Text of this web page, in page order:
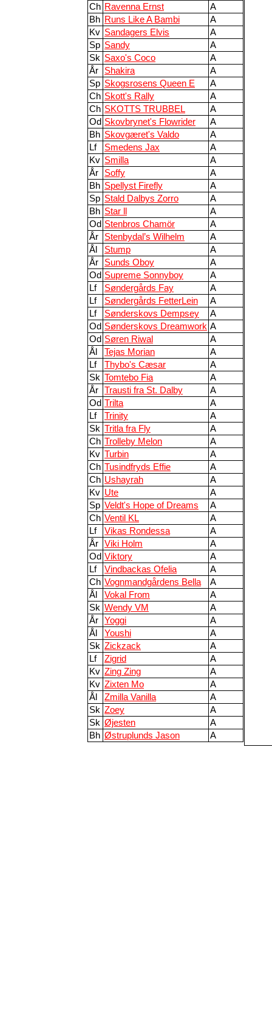
Ch Ravenna Ernst
A
Bh Runs Like A Bambi
A
Kv Sandagers Elvis
A
Sp Sandy
A
Sk Saxo's Coco
A
År
Shakira
A
Sp Skogsrosens Queen E
A
Ch Skott's Rally
A
Ch SKOTTS TRUBBEL
A
Od Skovbrynet's Flowrider
A
Bh Skovgæret's Valdo
A
Lf
Smedens Jax
A
Kv Smilla
A
År
Soffy
A
Bh Spellyst Firefly
A
Sp Stald Dalbys Zorro
A
Bh Star ll
A
Od Stenbros Chamör
A
År
Stenbydal’s Wilhelm
A
Ål
Stump
A
År
Sunds Oboy
A
Od Supreme Sonnyboy
A
Lf
Søndergårds Fay
A
Lf
Søndergårds FetterLein
A
Lf
Sønderskovs Dempsey
A
Od Sønderskovs Dreamwork A
Od Søren Riwal
A
Ål
Tejas Morian
A
Lf
Thybo's Cæsar
A
Sk Tomtebo Fia
A
År
Trausti fra St. Dalby
A
Od Trilta
A
Lf
Trinity
A
Sk Tritla fra Fly
A
Ch Trolleby Melon
A
Kv Turbin
A
Ch Tusindfryds Effie
A
Ch Ushayrah
A
Kv Ute
A
Sp Veldt's Hope of Dreams
A
Ch Ventil KL
A
Lf
Vikas Rondessa
A
År
Viki Holm
A
Od Viktory
A
Lf
Vindbackas Ofelia
A
Ch Vognmandgårdens Bella
A
Ål
Vokal From
A
Sk Wendy VM
A
År
Yoggi
A
Ål
Youshi
A
Sk Zickzack
A
Lf
Zigrid
A
Kv Zing Zing
A
Kv Zixten Mo
A
Ål
Zmilla Vanilla
A
Sk Zoey
A
Sk Øjesten
A
Bh Østruplunds Jason A